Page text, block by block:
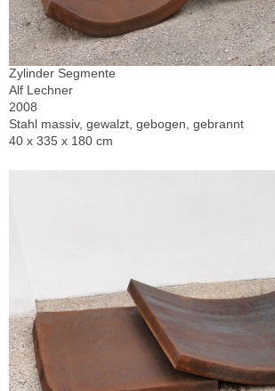
Zylinder Segmente
Alf Lechner
2008
Stahl massiv, gewalzt, gebogen, gebrannt
40 x 335 x 180 cm